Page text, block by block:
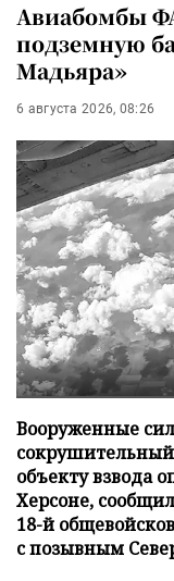
Авиабомбы
подземную
Мадьяра»
6 августа 2026, 08:26
Вооруженные
объекту взвода
Херсоне,
18-й
с позывным